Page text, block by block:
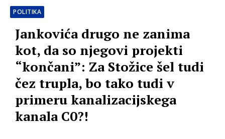
POLITIKA
Jankovića drugo ne zanima
kot, da so njegovi projekti
“končani”: Za Stožice šel tudi
čez trupla, bo tako tudi v
primeru kanalizacijskega
kanala C0?!